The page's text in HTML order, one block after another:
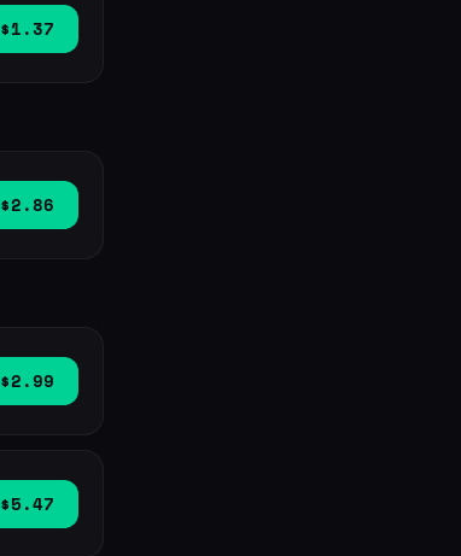
$1.37
$2.86
$2.99
$5.47